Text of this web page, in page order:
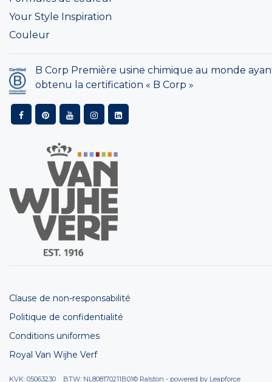
Your Style Inspiration
Couleur
B Corp Première usine chimique au monde
obtenu la certification « B Corp »
Clause de non-responsabilité
Politique de confidentialité
Conditions uniformes
Royal Van Wijhe Verf
KVK: 05063230 BTW: NL808170211B01© Ralston - powered by Leapforce